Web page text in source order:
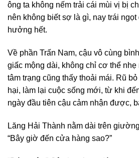
ông ta không nếm trải cái mùi vị bị
nên không biết sợ là gì, nay trái ngọt
hưởng hết.
Về phần Trấn Nam, cậu vô cùng
giấc mộng dài, không chỉ cơ thể nhẹ
tâm trạng cũng thấy thoải mái. Rũ
hại, làm lại cuộc sống mới, từ khi
ngày đầu tiên cậu cảm nhận được,
Lăng Hải Thành nằm dài trên
“Bây giờ đến cửa hàng sao?”